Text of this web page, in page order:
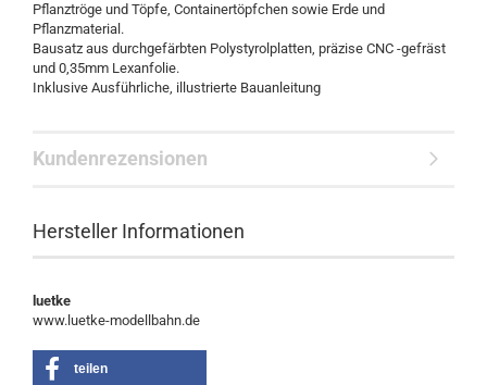
Pflanztröge und Töpfe, Containertöpfchen sowie Erde und
Pflanzmaterial.
Bausatz aus durchgefärbten Polystyrolplatten, präzise CNC -gefräst
und 0,35mm Lexanfolie.
Inklusive Ausführliche, illustrierte Bauanleitung
Kundenrezensionen
Hersteller Informationen
luetke
www.luetke-modellbahn.de
teilen